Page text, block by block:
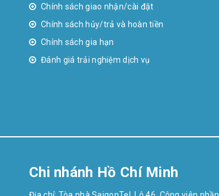
Chính sách giao nhận/cài đặt
Chính sách hủy/trả và hoàn tiền
Chính sách gia hạn
Đánh giá trải nghiệm dịch vụ
Chi nhánh Hồ Chí Minh